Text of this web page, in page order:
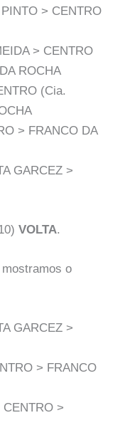
> CENTRO
> CENTRO
ROCHA
(Cia.
> FRANCO DA
GARCEZ >
VOLTA.
o
GARCEZ >
> FRANCO
CENTRO >